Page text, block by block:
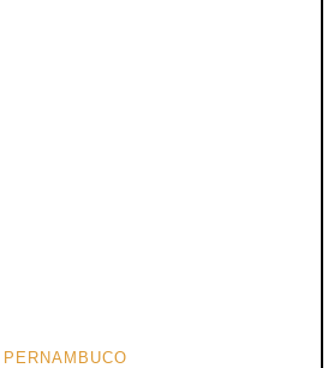
PERNAMBUCO